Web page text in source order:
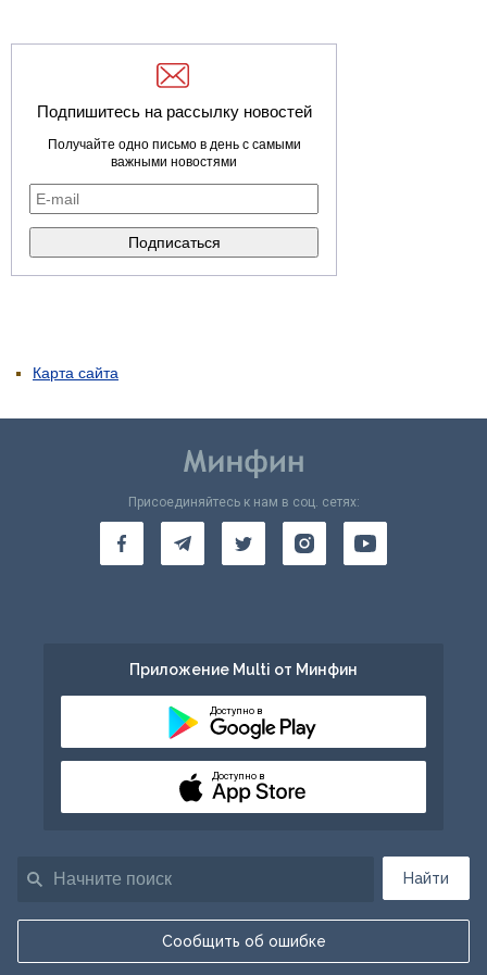
Подпишитесь на рассылку новостей
Получайте одно письмо в день с самыми
важными новостями
Карта сайта
Найти
Сообщить об ошибке
Присоединяйтесь к нам в соц. сетях:
Приложение Multi от Минфин
Доступно в
Доступно в